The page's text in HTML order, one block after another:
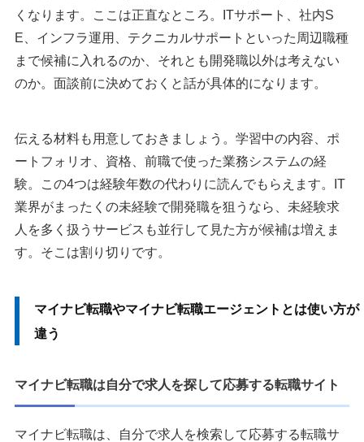
くなります。ここは正直なところ。ITサポート、社内S
E、インフラ運用、テクニカルサポートといった周辺職種
まで候補に入れるのか、それとも開発職以外は考えない
のか。面談前に決めておくと話が具体的になります。
伝える材料も用意しておきましょう。学習中の内容、ポ
ートフォリオ、資格、前職で使った業務システムの経
験。この4つは経験年数の代わりに読んでもらえます。IT
業界がまったくの未経験で開発職を狙うなら、未経験求
人を多く扱うサービスも並行して見た方が候補は増えま
す。そこは割り切りです。
マイナビ転職やマイナビ転職エージェントとは使い方が
違う
マイナビ転職は自分で求人を探して応募する転職サイト
マイナビ転職は、自分で求人を検索して応募する転職サ